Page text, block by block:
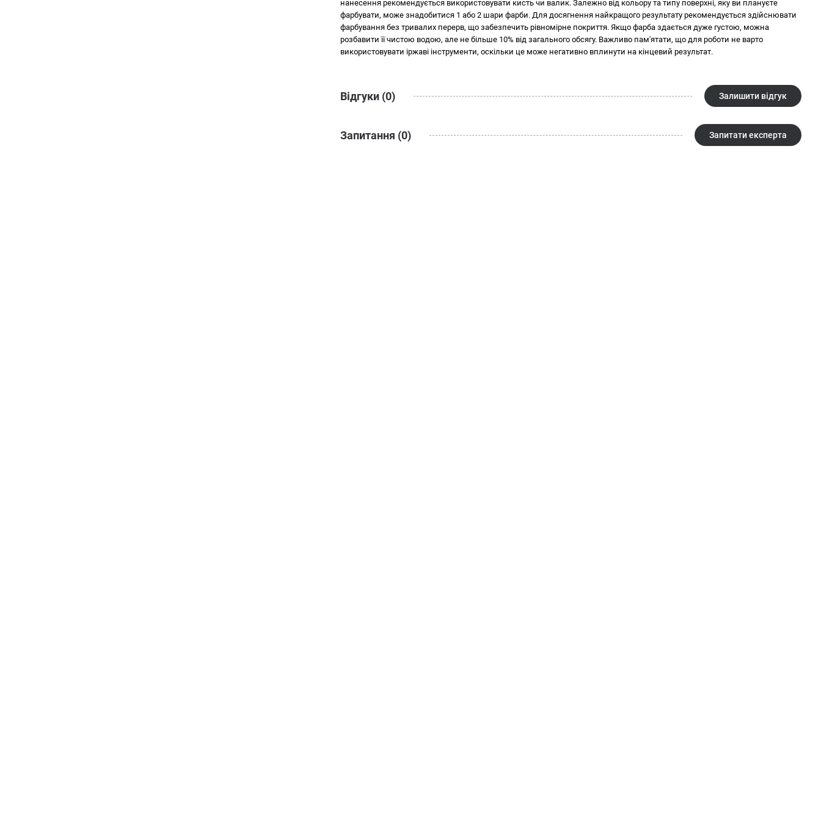
нанесення рекомендується використовувати кисть чи валик. Залежно від кольору та типу поверхні, яку ви плануєте
фарбувати, може знадобитися 1 або 2 шари фарби. Для досягнення найкращого результату рекомендується здійснювати
фарбування без тривалих перерв, що забезпечить рівномірне покриття. Якщо фарба здається дуже густою, можна
розбавити її чистою водою, але не більше 10% від загального обсягу. Важливо пам'ятати, що для роботи не варто
використовувати іржаві інструменти, оскільки це може негативно вплинути на кінцевий результат.
Відгуки (0) Залишити відгук
Запитання (0) Запитати експерта